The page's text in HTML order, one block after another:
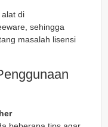
di
sehingga
masalah lisensi